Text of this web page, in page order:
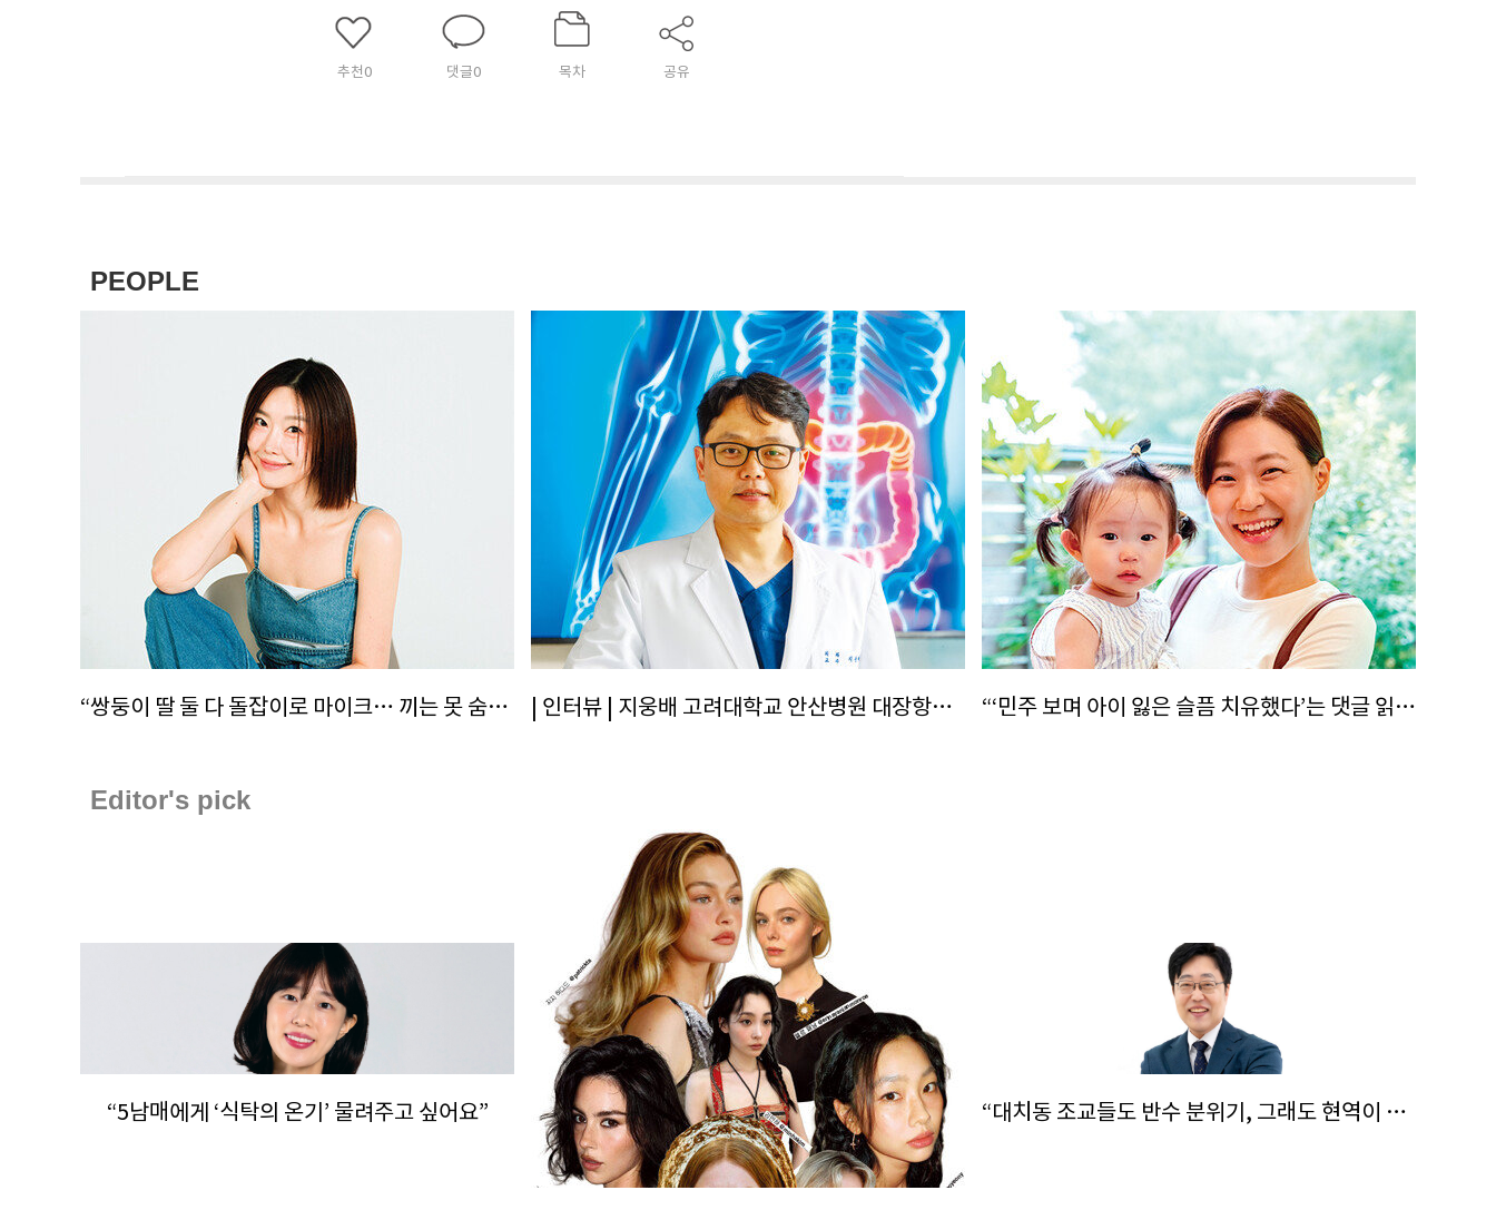
추천0 댓글0 목차 공유
PEOPLE
“쌍둥이 딸 둘 다 돌잡이로 마이크… 끼는 못 숨기나 봐요” | 인터뷰 | 지웅배 고려대학교 안산병원 대장항문외과 교수 “수술 까다로운 직장암, 로봇수술과 선행요법으로 치료율 UP↑ “‘민주 보며 아이 잃은 슬픔 치유했다’는 댓글 읽고 펑펑 울었어요”
Editor's pick
“5남매에게 ‘식탁의 온기’ 물려주고 싶어요” “대치동 조교들도 반수 분위기, 그래도 현역이 불리하지 않은 이유”